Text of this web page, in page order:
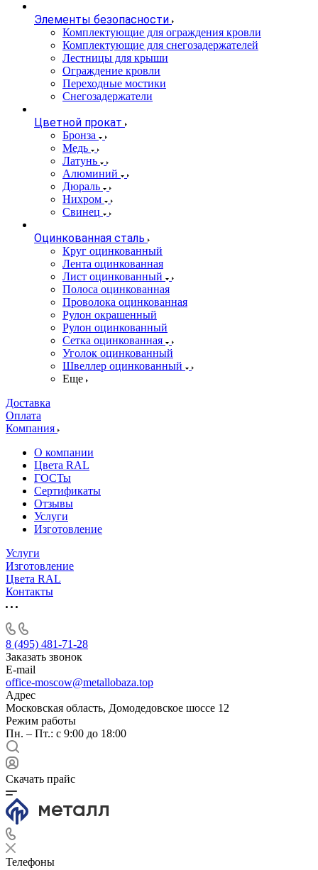
Элементы безопасности
Комплектующие для ограждения кровли
Комплектующие для снегозадержателей
Лестницы для крыши
Ограждение кровли
Переходные мостики
Снегозадержатели
Цветной прокат
Бронза
Медь
Латунь
Алюминий
Дюраль
Нихром
Свинец
Оцинкованная сталь
Круг оцинкованный
Лента оцинкованная
Лист оцинкованный
Полоса оцинкованная
Проволока оцинкованная
Рулон окрашенный
Рулон оцинкованный
Сетка оцинкованная
Уголок оцинкованный
Швеллер оцинкованный
Еще
Доставка
Оплата
Компания
О компании
Цвета RAL
ГОСТы
Сертификаты
Отзывы
Услуги
Изготовление
Услуги
Изготовление
Цвета RAL
Контакты
8 (495) 481-71-28
Заказать звонок
E-mail
office-moscow@metallobaza.top
Адрес
Московская область, Домодедовское шоссе 12
Режим работы
Пн. – Пт.: с 9:00 до 18:00
Скачать прайс
Телефоны